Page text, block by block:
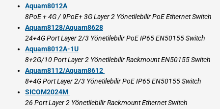
Aquam8012A
8PoE + 4G / 9PoE+ 3G Layer 2 Yönetilebilir PoE Ethernet Switch
Aquam8128/Aquam8628
24+4G Port Layer 2/3 Yönetilebilir PoE IP65 EN50155 Switch
Aquam8012A-1U
8+2G/10 Port Layer 2 Yönetilebilir Rackmount EN50155 Switch
Aquam8112/Aquam8612
8+4G Port Layer 2/3 Yönetilebilir PoE IP65 EN50155 Switch
SICOM2024M
26 Port Layer 2 Yönetilebilir Rackmount Ethernet Switch